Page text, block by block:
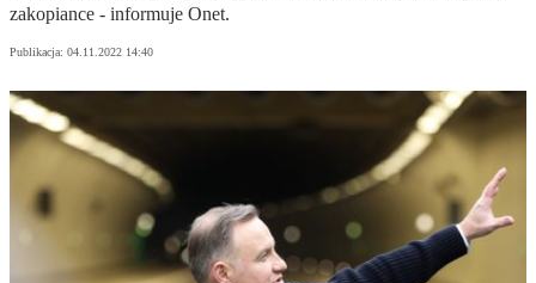
zakopiance - informuje Onet.
Publikacja: 04.11.2022 14:40